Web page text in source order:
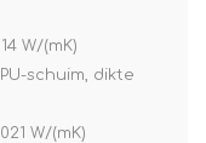
W/(mK)
schuim, dikte
W/(mK)